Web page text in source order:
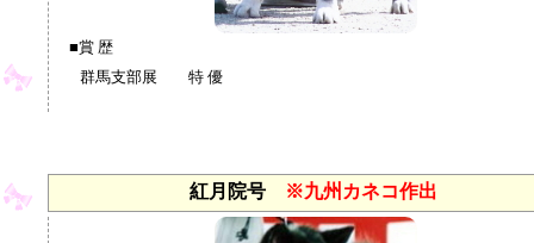
■賞 歴
群馬支部展 特 優
紅月院号※九州カネコ作出